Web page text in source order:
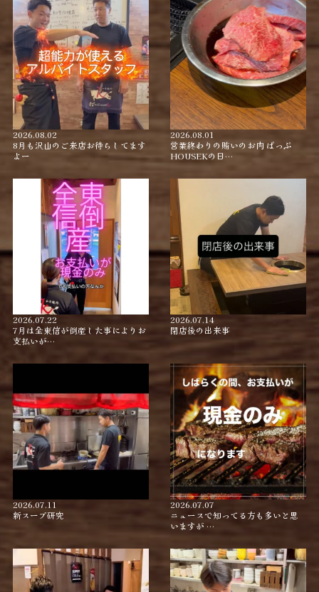
2026.08.02
8月も沢山のご来店お待ちしてます
よー
2026.08.01
営業終わりの賄いのお肉 ぱっぷ
HOUSEKの日…
2026.07.22
7月は全東信が倒産した事によりお
支払いが…
2026.07.14
閉店後の出来事
2026.07.11
新スープ研究
2026.07.07
ニュースで知ってる方も多いと思
いますが …